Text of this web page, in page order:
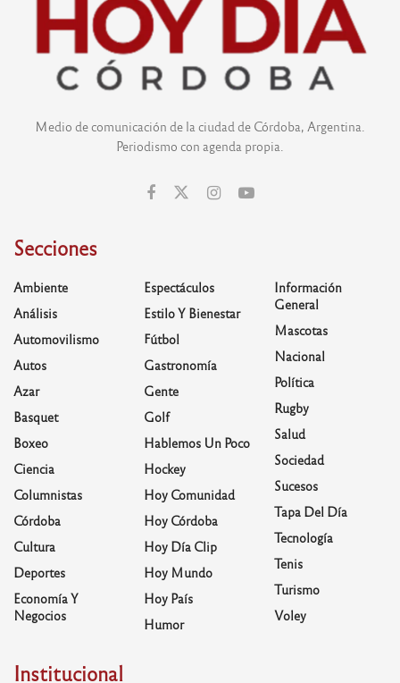
Medio de comunicación de la ciudad de Córdoba, Argentina.
Periodismo con agenda propia.
Secciones
Ambiente
Análisis
Automovilismo
Autos
Azar
Basquet
Boxeo
Ciencia
Columnistas
Córdoba
Cultura
Deportes
Economía Y
Negocios
Espectáculos
Estilo Y Bienestar
Fútbol
Gastronomía
Gente
Golf
Hablemos Un Poco
Hockey
Hoy Comunidad
Hoy Córdoba
Hoy Día Clip
Hoy Mundo
Hoy País
Humor
Información
General
Mascotas
Nacional
Política
Rugby
Salud
Sociedad
Sucesos
Tapa Del Día
Tecnología
Tenis
Turismo
Voley
Institucional